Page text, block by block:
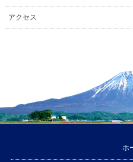
アクセス
ホ